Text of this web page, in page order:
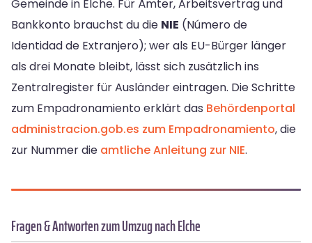
Gemeinde in Elche. Für Ämter, Arbeitsvertrag und
Bankkonto brauchst du die NIE (Número de
Identidad de Extranjero); wer als EU-Bürger länger
als drei Monate bleibt, lässt sich zusätzlich ins
Zentralregister für Ausländer eintragen. Die Schritte
zum Empadronamiento erklärt das Behördenportal
administracion.gob.es zum Empadronamiento, die
zur Nummer die amtliche Anleitung zur NIE.
Fragen & Antworten zum Umzug nach Elche